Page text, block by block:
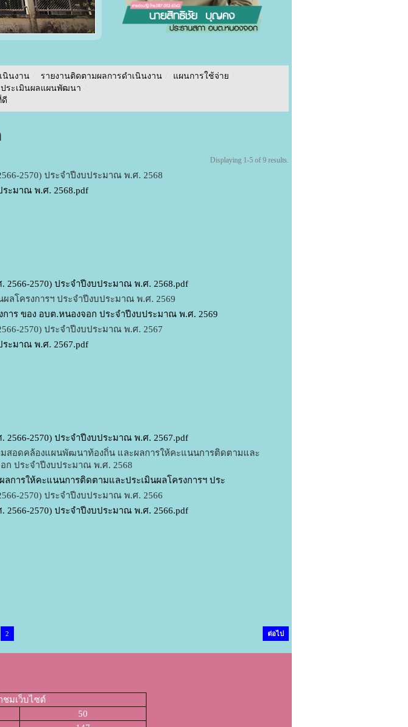
นินงาน / รายงานติดตามผลการดำเนินงาน / แผนการใช้จ่าย /
ระเมินผลแผนพัฒนา /
ดี
Displaying 1-5 of 9 results.
2570) ประจำปีงบประมาณ พ.ศ. 2568
ะมาณ พ.ศ. 2568.pdf
2570) ประจำปีงบประมาณ พ.ศ. 2568.pdf
ลโครงการฯ ประจำปีงบประมาณ พ.ศ. 2569
าร ของ อบต.หนองจอก ประจำปีงบประมาณ พ.ศ. 2569
2570) ประจำปีงบประมาณ พ.ศ. 2567
ะมาณ พ.ศ. 2567.pdf
2570) ประจำปีงบประมาณ พ.ศ. 2567.pdf
สอดคล้องแผนพัฒนาท้องถิ่น และผลการให้คะแนนการติดตามและ
ก ประจำปีงบประมาณ พ.ศ. 2568
การให้คะแนนการติดตามและประเมินผลโครงการฯ ประ
2570) ประจำปีงบประมาณ พ.ศ. 2566
2570) ประจำปีงบประมาณ พ.ศ. 2566.pdf
2 ต่อไป
ชมเว็บไซต์
50